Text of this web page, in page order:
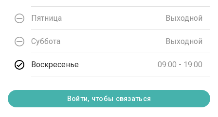
Пятница Выходной
Суббота Выходной
Воскресенье 09:00 - 19:00
Войти, чтобы связаться